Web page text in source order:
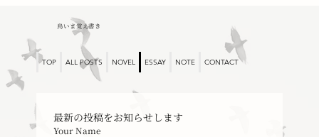
鳥いま覚え書き
TOP ALL POSTS NOVEL ESSAY NOTE CONTACT
最新の投稿をお知らせします
Your Name